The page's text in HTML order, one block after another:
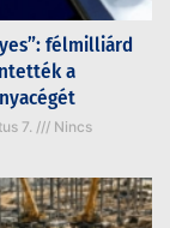
félmilliárd
a
7.
Nincs